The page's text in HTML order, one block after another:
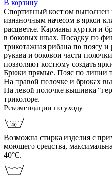
В корзину
Спортивный костюм выполнен
изнаночным начесом в яркой
расцветке. Карманы куртки и
в боковых швах. Посадку по
трикотажная рибана по поясу
рукава и боковой части
позволяют костюму создать
Брюки прямые. Пояс по линии
На правой полочке и брюках
На левой полочке вышивка
триколоре.
Рекомендации по уходу
Возможна стирка изделия с
моющего средства,
40°С.